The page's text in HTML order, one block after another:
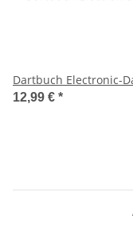
Dartbuch Electronic-
12,99 € *